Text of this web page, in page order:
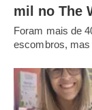
mil no The
Foram mais de
escombros,